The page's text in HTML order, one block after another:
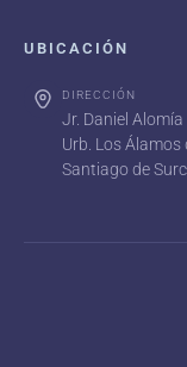
UBICACIÓN
DIRECCIÓN
Jr. Daniel Alomía
Urb. Los
Santiago de